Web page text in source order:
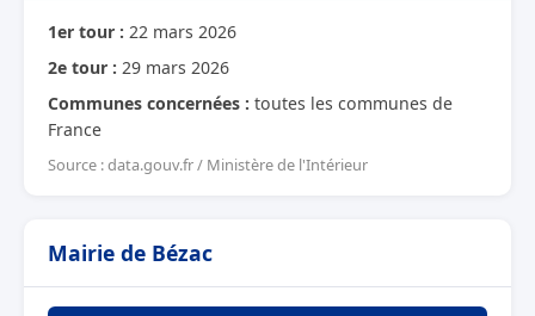
1er tour : 22 mars 2026
2e tour : 29 mars 2026
Communes concernées : toutes les communes de
France
Source : data.gouv.fr / Ministère de l'Intérieur
Mairie de Bézac